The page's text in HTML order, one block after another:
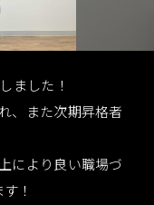
ました！
、また次期昇格者
により良い職場づ
！